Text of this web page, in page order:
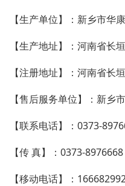
【生产单位】：新乡市华
【生产地址】：河南省长
【注册地址】：河南省长
【售后服务单位】：新乡
【联系电话】：0373-
【传 真】：0373-8976668
【移动电话】：